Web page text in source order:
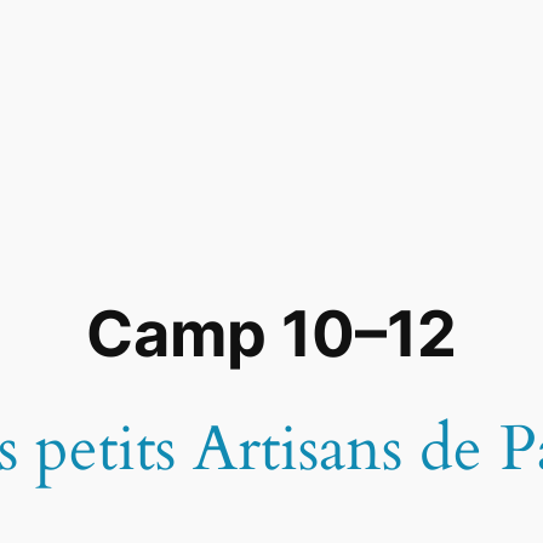
Camp 10–12
petits Artisans de